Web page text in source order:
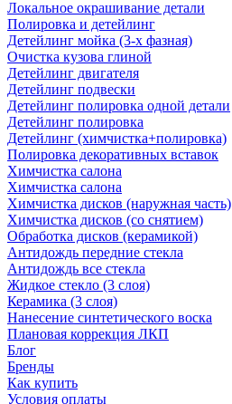
Локальное окрашивание детали
Полировка и детейлинг
Детейлинг мойка (3-х фазная)
Очистка кузова глиной
Детейлинг двигателя
Детейлинг подвески
Детейлинг полировка одной детали
Детейлинг полировка
Детейлинг (химчистка+полировка)
Полировка декоративных вставок
Химчистка салона
Химчистка салона
Химчистка дисков (наружная часть)
Химчистка дисков (со снятием)
Обработка дисков (керамикой)
Антидождь передние стекла
Антидождь все стекла
Жидкое стекло (3 слоя)
Керамика (3 слоя)
Нанесение синтетического воска
Плановая коррекция ЛКП
Блог
Бренды
Как купить
Условия оплаты